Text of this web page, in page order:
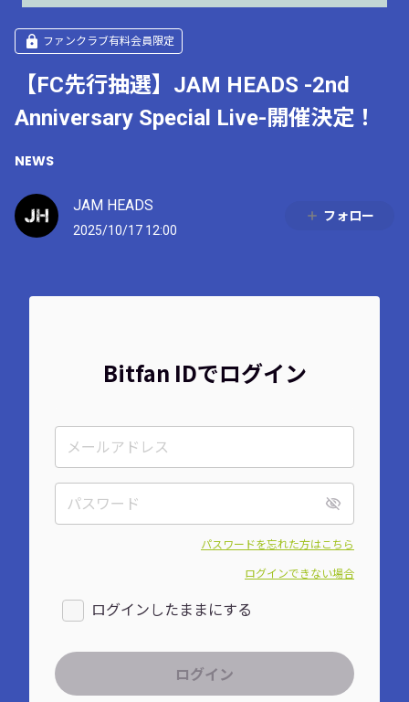
ファンクラブ有料会員限定
【FC先行抽選】JAM HEADS -2nd
Anniversary Special Live-開催決定！
NEWS
JAM HEADS
2025/10/17 12:00
フォロー
Bitfan IDでログイン
パスワードを忘れた方はこちら
ログインできない場合
ログインしたままにする